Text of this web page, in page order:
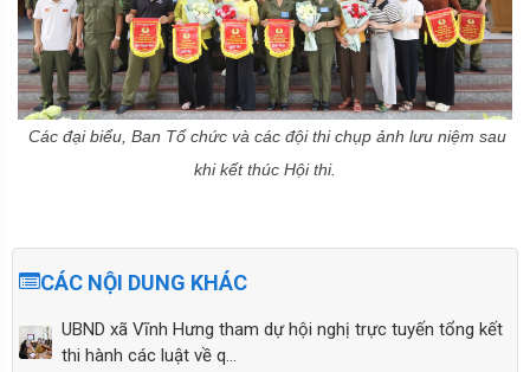
Các đại biểu, Ban Tổ chức và các đội thi chụp ảnh lưu niệm sau
khi kết thúc Hội thi.
CÁC NỘI DUNG KHÁC
UBND xã Vĩnh Hưng tham dự hội nghị trực tuyến tổng kết
thi hành các luật về q...
Đại hội đảng bộ UBND xã Vĩnh Hưng lần thứ I,
nhiệm kỳ 2025 - 2030